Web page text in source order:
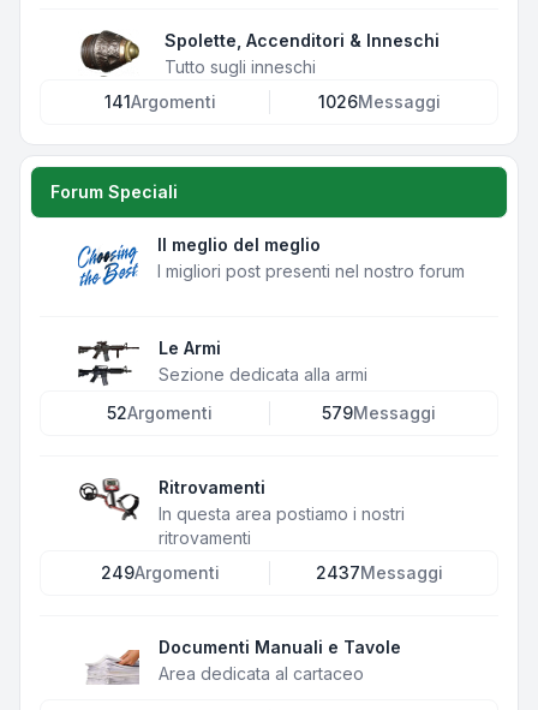
Spolette, Accenditori & Inneschi
Tutto sugli inneschi
141Argomenti 1026Messaggi
Forum Speciali
Il meglio del meglio
I migliori post presenti nel nostro forum
Le Armi
Sezione dedicata alla armi
52Argomenti 579Messaggi
Ritrovamenti
In questa area postiamo i nostri
ritrovamenti
249Argomenti 2437Messaggi
Documenti Manuali e Tavole
Area dedicata al cartaceo